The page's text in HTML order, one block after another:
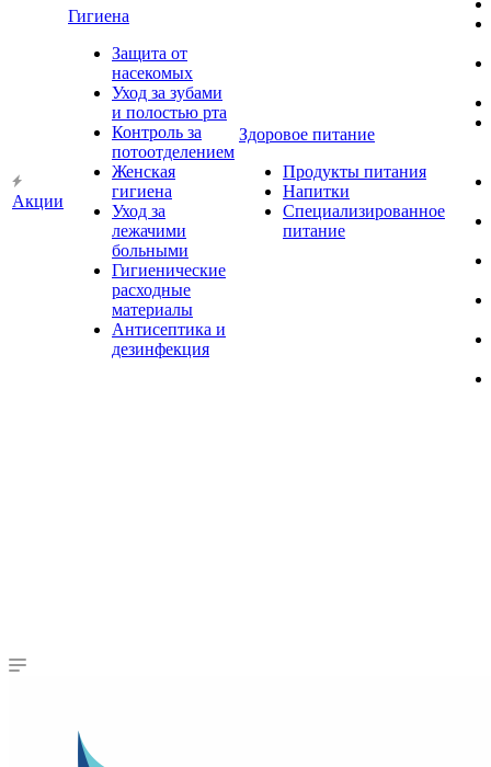
Акции
Гигиена
Защита от
насекомых
Уход за зубами
и полостью рта
Контроль за
потоотделением
Женская
гигиена
Уход за
лежачими
больными
Гигиенические
расходные
материалы
Антисептика и
дезинфекция
Здоровое питание
Продукты питания
Напитки
Специализированное
питание